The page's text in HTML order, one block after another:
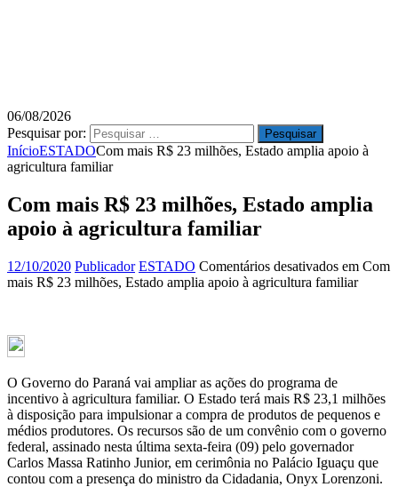
06/08/2026
Pesquisar por:
InícioESTADOCom mais R$ 23 milhões, Estado amplia apoio à
agricultura familiar
Com mais R$ 23 milhões, Estado amplia
apoio à agricultura familiar
12/10/2020 Publicador ESTADO Comentários desativados em Com
mais R$ 23 milhões, Estado amplia apoio à agricultura familiar
O Governo do Paraná vai ampliar as ações do programa de
incentivo à agricultura familiar. O Estado terá mais R$ 23,1 milhões
à disposição para impulsionar a compra de produtos de pequenos e
médios produtores. Os recursos são de um convênio com o governo
federal, assinado nesta última sexta-feira (09) pelo governador
Carlos Massa Ratinho Junior, em cerimônia no Palácio Iguaçu que
contou com a presença do ministro da Cidadania, Onyx Lorenzoni.